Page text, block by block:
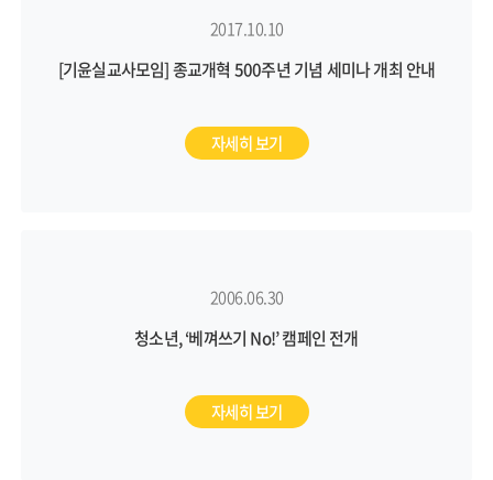
2017.10.10
[기윤실교사모임] 종교개혁 500주년 기념 세미나 개최 안내
자세히 보기
2006.06.30
청소년, ‘베껴쓰기 No!’ 캠페인 전개
자세히 보기